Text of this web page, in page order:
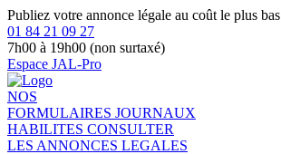
Publiez votre annonce légale au coût le plus bas
01 84 21 09 27
7h00 à 19h00 (non surtaxé)
Espace JAL-Pro
NOS
FORMULAIRES JOURNAUX
HABILITES CONSULTER
LES ANNONCES LEGALES